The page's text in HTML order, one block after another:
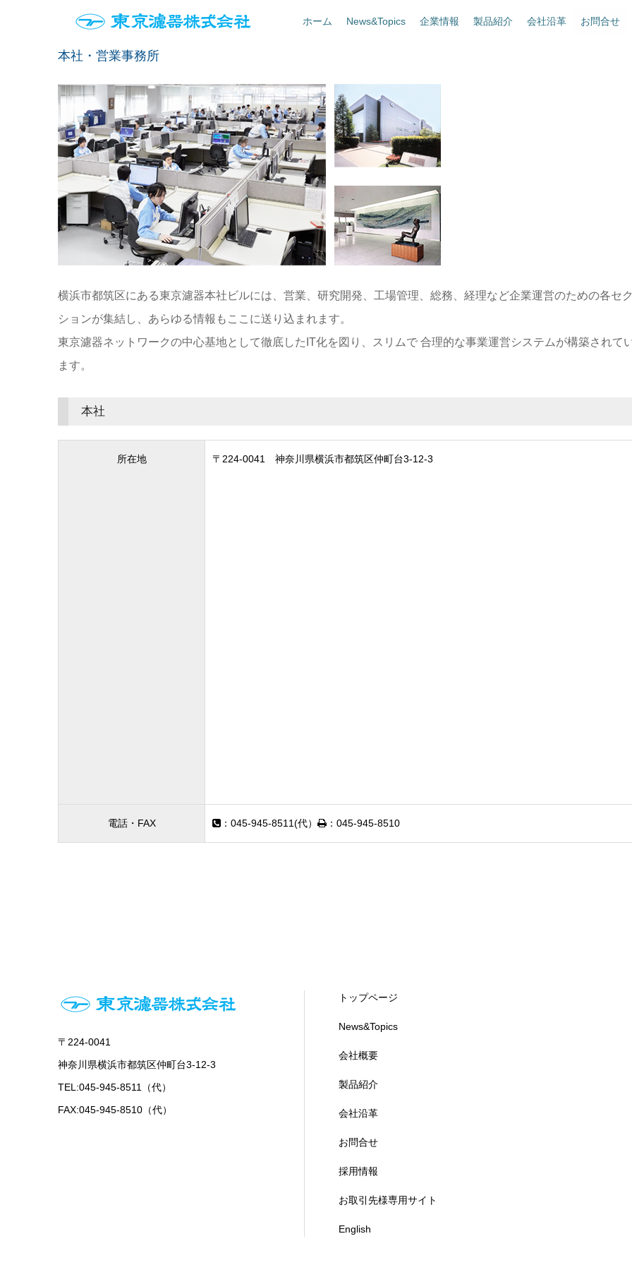
ホーム News&Topics 企業情報 製品紹介 会社沿革 お問合せ
本社・営業事務所
横浜市都筑区にある東京濾器本社ビルには、営業、研究開発、工場管理、総務、経理など企業運営のための各セ
ションが集結し、あらゆる情報もここに送り込まれます。
東京濾器ネットワークの中心基地として徹底したIT化を図り、スリムで 合理的な事業運営システムが構築されて
ます。
本社
所在地 〒224-0041 神奈川県横浜市都筑区仲町台3-12-3
電話・FAX ：045-945-8511(代） ：045-945-8510
〒224-0041
神奈川県横浜市都筑区仲町台3-12-3
TEL:045-945-8511（代）
FAX:045-945-8510（代）
トップページ
News&Topics
会社概要
製品紹介
会社沿革
お問合せ
採用情報
お取引先様専用サイト
English